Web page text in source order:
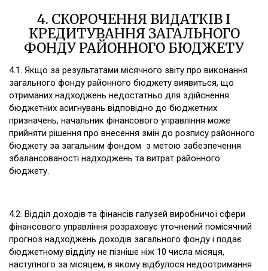
4. СКОРОЧЕННЯ ВИДАТКІВ І
КРЕДИТУВАННЯ ЗАГАЛЬНОГО
ФОНДУ РАЙОННОГО БЮДЖЕТУ
4.1. Якщо за результатами місячного звіту про виконання
загального фонду районного бюджету виявиться, що
отриманих надходжень недостатньо для здійснення
бюджетних асигнувань відповідно до бюджетних
призначень, начальник фінансового управління може
прийняти рішення про внесення змін до розпису районного
бюджету за загальним фондом з метою забезпечення
збалансованості надходжень та витрат районного
бюджету.
4.2. Відділ доходів та фінансів галузей виробничої сфери
фінансового управління розраховує уточнений помісячний
прогноз надходжень доходів загального фонду і подає
бюджетному відділу не пізніше ніж 10 числа місяця,
наступного за місяцем, в якому відбулося недоотримання